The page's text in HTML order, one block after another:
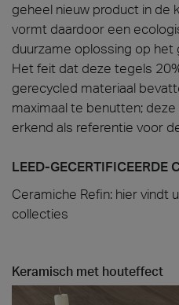
geheel nieuw product in
vormt daardoor een
duurzame oplossing op het
Het feit dat deze tegels
gerecycled materiaal
maximaal te benutten;
erkend als referentie voor
LEED-GECERTIFICEERDE
Ceramiche Refin: hier vindt
collecties
Keramisch met houteffect